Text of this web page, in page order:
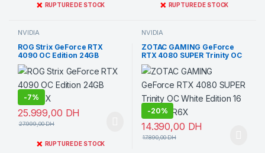
❌ RUPTURE DE STOCK ❌ RUPTURE DE STOCK
NVIDIA
ROG Strix GeForce RTX
4090 OC Edition 24GB
GDDR6X
-7%
25.999,00 DH
27.999,00DH
❌ RUPTURE DE STOCK
NVIDIA
ZOTAC GAMING GeForce
RTX 4080 SUPER Trinity OC
White Edition 16 Go GDDR6X
-20%
14.390,00 DH
17.890,00DH